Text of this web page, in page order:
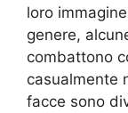
loro
genere,
combattono
casualmente
facce sono